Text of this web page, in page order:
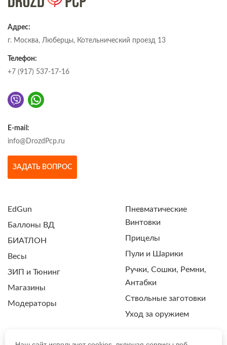
Адрес:
г. Москва, Люберцы, Котельнический проезд 13
Телефон:
+7 (917) 537-17-16
E-mail:
info@DrozdPcp.ru
ЗАДАТЬ ВОПРОС
EdGun
Баллоны ВД
БИАТЛОН
Весы
ЗИП и Тюнинг
Магазины
Модераторы
Пневматические
Винтовки
Прицелы
Пули и Шарики
Ручки, Сошки, Ремни,
Антабки
Ствольные заготовки
Уход за оружием